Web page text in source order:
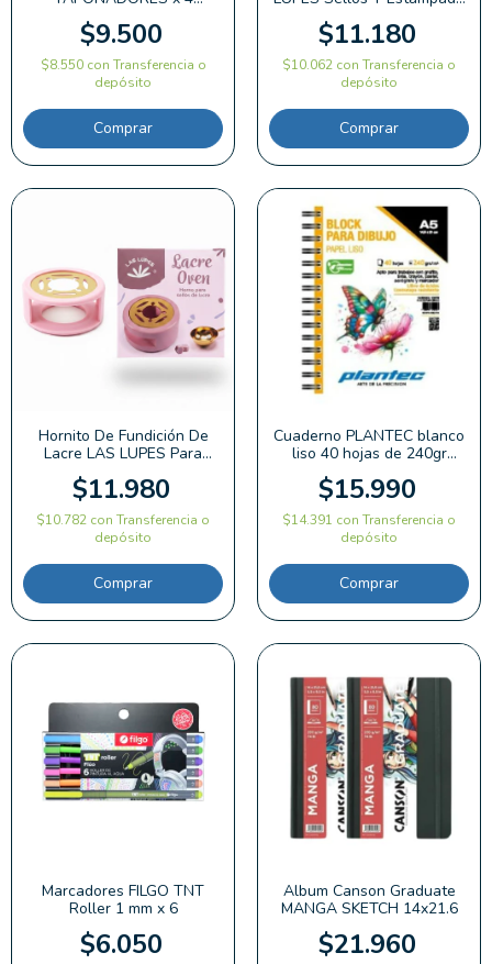
tamaños LAS LUPES
$9.500
$8.550 con Transferencia o
depósito
Cartas Artista
$11.180
$10.062 con Transferencia o
depósito
Hornito De Fundición De
Lacre LAS LUPES Para
Sellos Estampados Arte
$11.980
$10.782 con Transferencia o
depósito
Cuaderno PLANTEC blanco
liso 40 hojas de 240gr
multitecnica
$15.990
$14.391 con Transferencia o
depósito
Comprar
Marcadores FILGO TNT
Roller 1 mm x 6
$6.050
Album Canson Graduate
MANGA SKETCH 14x21.6
$21.960